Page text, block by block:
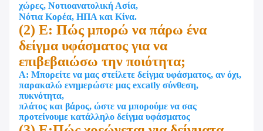
χώρες, Νοτιοανατολική Ασία,
Νότια Κορέα, ΗΠΑ και Κίνα.
(2) Ε: Πώς μπορώ να πάρω ένα
δείγμα υφάσματος για να
επιβεβαιώσω την ποιότητα;
Α: Μπορείτε να μας στείλετε δείγμα υφάσματος, αν όχι,
παρακαλώ ενημερώστε μας excatly σύνθεση,
πυκνότητα,
πλάτος και βάρος, ώστε να μπορούμε να σας
προτείνουμε κατάλληλο δείγμα υφάσματος